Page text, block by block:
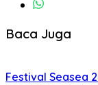
Baca Juga
Festival Seasea